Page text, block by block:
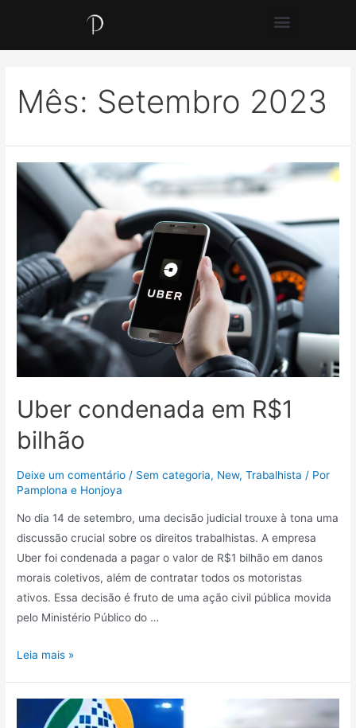
Mês: Setembro 2023
Uber condenada em R$1
bilhão
Deixe um comentário / Sem categoria, New,Trabalhista / Por
Pamplona e Honjoya
No dia 14 de setembro, uma decisão judicial trouxe à tona uma
discussão crucial sobre os direitos trabalhistas. A empresa
Uber foi condenada a pagar o valor de R$1 bilhão em danos
morais coletivos, além de contratar todos os motoristas
ativos. Essa decisão é fruto de uma ação civil pública movida
pelo Ministério Público do …
Leia mais »